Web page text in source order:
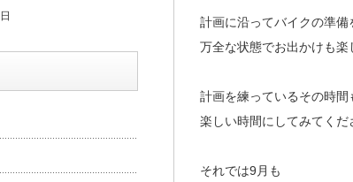
計画に沿ってバイクの準備
万全な状態でお出かけも楽
計画を練っているその時間
楽しい時間にしてみてくだ
それでは9月も